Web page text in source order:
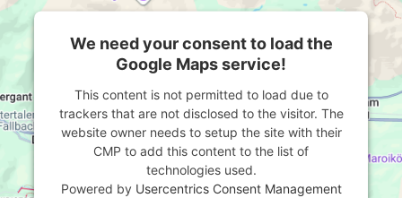
We need your consent to load the
Google Maps service!
This content is not permitted to load due to
trackers that are not disclosed to the visitor. The
website owner needs to setup the site with their
CMP to add this content to the list of
technologies used.
Powered by Usercentrics Consent Management